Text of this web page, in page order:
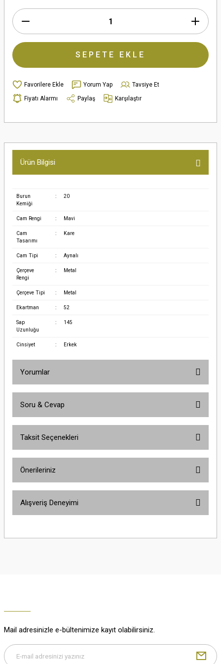
SEPETE EKLE
Yorum Yap
Tavsiye Et
Fiyatı Alarmı
Paylaş Karşılaştır
Ürün Bilgisi
Burun
Kemiği
: 20
Cam Rengi : Mavi
Cam
Tasarımı
: Kare
Cam Tipi : Aynalı
Çerçeve
Rengi
: Metal
Çerçeve Tipi : Metal
Ekartman : 52
Sap
Uzunluğu
: 145
Cinsiyet : Erkek
Yorumlar
Soru & Cevap
Taksit Seçenekleri
Önerileriniz
yetersiz gördüğünüz noktaları öneri formunu kullanarak tarafımıza
Alışveriş Deneyimi
M... K... | 29/12/2025
Mail adresinizle e-bültenimize kayıt olabilirsiniz.